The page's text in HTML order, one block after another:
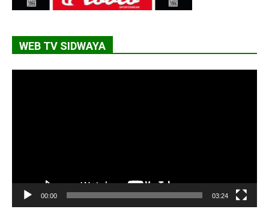
WEB TV SIDWAYA
00:00 03:24